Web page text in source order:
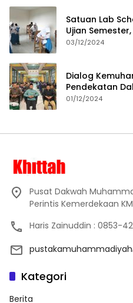
Satuan Lab
Ujian
Proses
03/12/2024
Dialog
Pendekatan
01/12/2024
Pusat Dakwah
Perintis Kemerdekaan
Haris Zainuddin : 0853-
Kategori
Berita